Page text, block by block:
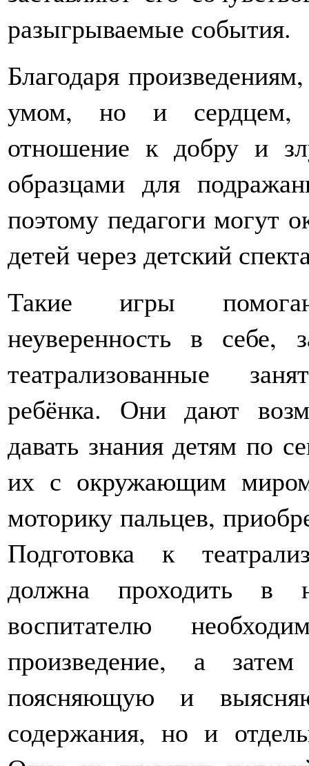
разыгрываемые события.
Благодаря
умом, но и сердцем,
отношение к добру и
образцами для
поэтому педагоги могут
детей через детский
Такие игры
неуверенность в себе,
театрализованные
ребёнка. Они дают
давать знания детям по
их с окружающим
моторику пальцев,
Подготовка к
должна проходить в
воспитателю
произведение, а
поясняющую и
содержания, но и